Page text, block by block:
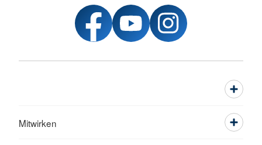
Mitwirken